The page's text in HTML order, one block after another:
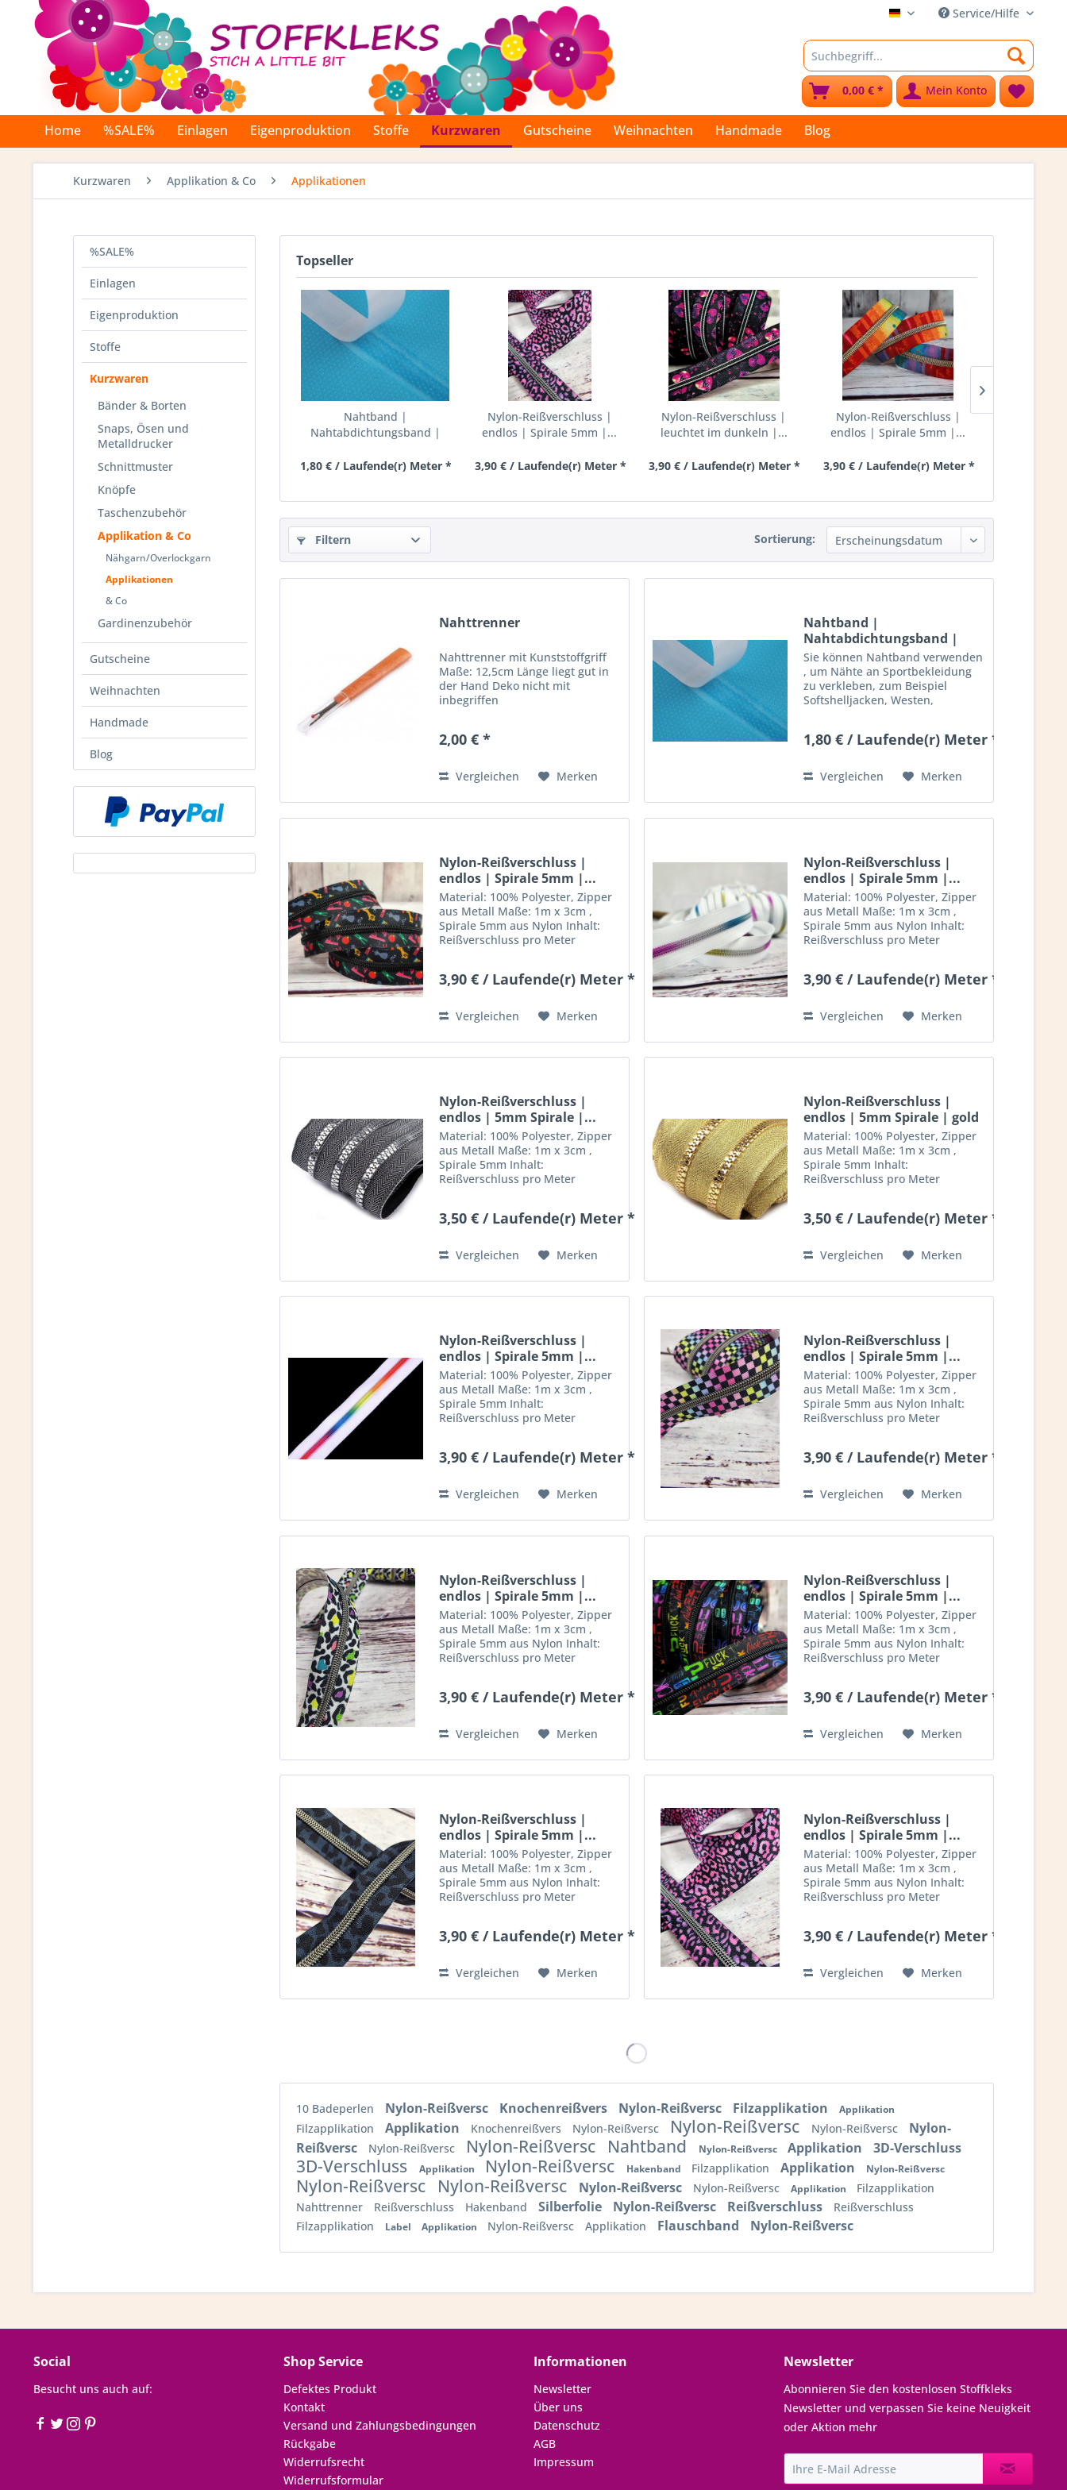
Stoffkleks Service/Hilfe
Mein Konto
0,00 € *
Home %SALE% Einlagen Eigenproduktion Stoffe Kurzwaren Gutscheine Weihnachten Handmade Blog
Kurzwaren Applikation & Co Applikationen
%SALE%
Einlagen
Eigenproduktion
Stoffe
Kurzwaren
Bänder & Borten
Snaps, Ösen und
Metalldrucker
Schnittmuster
Knöpfe
Taschenzubehör
Applikation & Co
Nähgarn/Overlockgarn
Applikationen
& Co
Gardinenzubehör
Gutscheine
Weihnachten
Handmade
Blog
Topseller
Nahtband |
Nahtabdichtungsband |
1,80 € / Laufende(r) Meter *
Nylon-Reißverschluss |
endlos | Spirale 5mm |...
3,90 € / Laufende(r) Meter *
Nylon-Reißverschluss |
leuchtet im dunkeln |...
3,90 € / Laufende(r) Meter *
Nylon-Reißverschluss |
endlos | Spirale 5mm |...
3,90 € / Laufende(r) Meter *
Filtern Sortierung:
Nahttrenner
Nahttrenner mit Kunststoffgriff
Maße: 12,5cm Länge liegt gut in
der Hand Deko nicht mit
inbegriffen
2,00 € *
Vergleichen Merken
Nahtband |
Nahtabdichtungsband |
zum Aufbügeln...
Sie können Nahtband verwenden
, um Nähte an Sportbekleidung
zu verkleben, zum Beispiel
Softshelljacken, Westen,
schließt die Naht schön. Dieses
für...
1,80 € / Laufende(r) Meter *
Vergleichen Merken
Nylon-Reißverschluss |
endlos | Spirale 5mm |...
Material: 100% Polyester, Zipper
aus Metall Maße: 1m x 3cm ,
Spirale 5mm aus Nylon Inhalt:
Reißverschluss pro Meter
Deko nicht mit inbegriffen
3,90 € / Laufende(r) Meter *
Vergleichen Merken
Nylon-Reißverschluss |
endlos | Spirale 5mm |...
Material: 100% Polyester, Zipper
aus Metall Maße: 1m x 3cm ,
Spirale 5mm aus Nylon Inhalt:
Reißverschluss pro Meter
Deko nicht mit inbegriffen
3,90 € / Laufende(r) Meter *
Vergleichen Merken
Nylon-Reißverschluss |
endlos | 5mm Spirale |...
Material: 100% Polyester, Zipper
aus Metall Maße: 1m x 3cm ,
Spirale 5mm Inhalt:
Reißverschluss pro Meter
Deko nicht mit inbegriffen
3,50 € / Laufende(r) Meter *
Vergleichen Merken
Nylon-Reißverschluss |
endlos | 5mm Spirale | gold
Material: 100% Polyester, Zipper
aus Metall Maße: 1m x 3cm ,
Spirale 5mm Inhalt:
Reißverschluss pro Meter
Deko nicht mit inbegriffen
3,50 € / Laufende(r) Meter *
Vergleichen Merken
Nylon-Reißverschluss |
endlos | Spirale 5mm |...
Material: 100% Polyester, Zipper
aus Metall Maße: 1m x 3cm ,
Spirale 5mm Inhalt:
Reißverschluss pro Meter
Deko nicht mit inbegriffen
3,90 € / Laufende(r) Meter *
Vergleichen Merken
Nylon-Reißverschluss |
endlos | Spirale 5mm |...
Material: 100% Polyester, Zipper
aus Metall Maße: 1m x 3cm ,
Spirale 5mm aus Nylon Inhalt:
Reißverschluss pro Meter
Deko nicht mit inbegriffen
3,90 € / Laufende(r) Meter *
Vergleichen Merken
Nylon-Reißverschluss |
endlos | Spirale 5mm |...
Material: 100% Polyester, Zipper
aus Metall Maße: 1m x 3cm ,
Spirale 5mm aus Nylon Inhalt:
Reißverschluss pro Meter
Deko nicht mit inbegriffen
3,90 € / Laufende(r) Meter *
Vergleichen Merken
Nylon-Reißverschluss |
endlos | Spirale 5mm |...
Material: 100% Polyester, Zipper
aus Metall Maße: 1m x 3cm ,
Spirale 5mm aus Nylon Inhalt:
Reißverschluss pro Meter
Deko nicht mit inbegriffen
3,90 € / Laufende(r) Meter *
Vergleichen Merken
Nylon-Reißverschluss |
endlos | Spirale 5mm |...
Material: 100% Polyester, Zipper
aus Metall Maße: 1m x 3cm ,
Spirale 5mm aus Nylon Inhalt:
Reißverschluss pro Meter
Deko nicht mit inbegriffen
3,90 € / Laufende(r) Meter *
Vergleichen Merken
Nylon-Reißverschluss |
endlos | Spirale 5mm |...
Material: 100% Polyester, Zipper
aus Metall Maße: 1m x 3cm ,
Spirale 5mm aus Nylon Inhalt:
Reißverschluss pro Meter
Deko nicht mit inbegriffen
3,90 € / Laufende(r) Meter *
Vergleichen Merken
10 Badeperlen Nylon-Reißversc Knochenreißvers Nylon-Reißversc Filzapplikation Applikation
Filzapplikation Applikation Knochenreißvers Nylon-Reißversc Nylon-Reißversc Nylon-Reißversc
Nylon-
Reißversc
Nylon-Reißversc Nylon-Reißversc Nahtband Nylon-Reißversc Applikation 3D-Verschluss
3D-Verschluss Applikation Nylon-Reißversc Hakenband Filzapplikation Applikation Nylon-Reißversc
Nylon-Reißversc Nylon-Reißversc Nylon-Reißversc Nylon-Reißversc Applikation
Filzapplikation
Nahttrenner
Reißverschluss Hakenband Silberfolie Nylon-Reißversc Reißverschluss
Reißverschluss
Filzapplikation
Label Applikation Nylon-Reißversc Applikation Flauschband Nylon-Reißversc
Social
Besucht uns auch auf:
Shop Service
Defektes Produkt
Kontakt
Versand und Zahlungsbedingungen
Rückgabe
Widerrufsrecht
Widerrufsformular
Informationen
Newsletter
Über uns
Datenschutz
AGB
Impressum
Newsletter
Abonnieren Sie den kostenlosen Stoffkleks
Newsletter und verpassen Sie keine Neuigkeit
oder Aktion mehr